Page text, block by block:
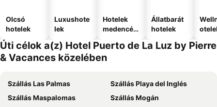
Olcsó
hotelek
Luxushote
lek
Hotelek
medencév
Állatbarát
hotelek
Úti célok a(z) Hotel Puerto de La Luz by Pierre
& Vacances közelében
Szállás Las Palmas
Szállás Playa del Inglés
Szállás Maspalomas
Szállás Mogán